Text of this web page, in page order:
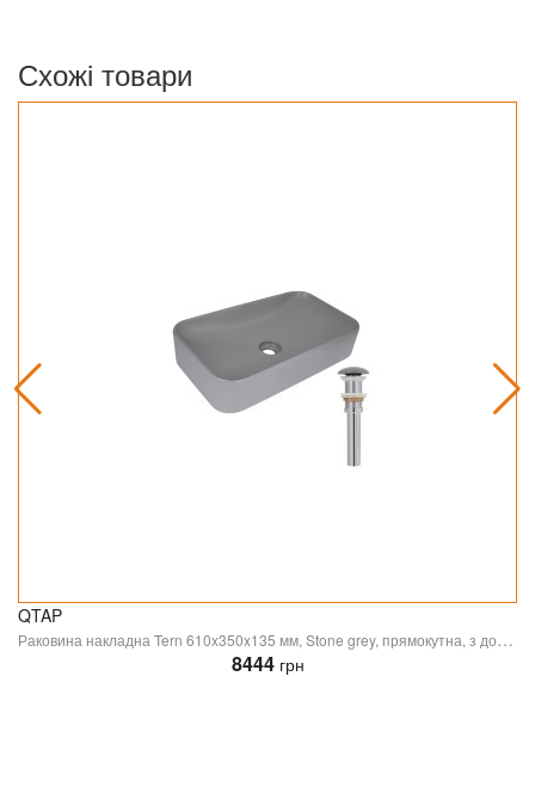
Схожі товари
QTAP
Раковина накладна Tern 610x350x135 мм, Stone grey, прямокутна, з донним клапаном QTTER188SG49789 Qtap
8444грн